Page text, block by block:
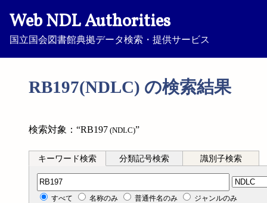
Web NDL Authorities
国立国会図書館典拠データ検索・提供サービス
RB197(NDLC) の検索結果
検索対象：“RB197 (NDLC)”
キーワード検索 分類記号検索 識別子検索
分類記号検索
すべて 名称のみ 普通件名のみ ジャンルのみ